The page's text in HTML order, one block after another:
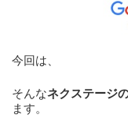
今回は、
そんなネクステージ
ます。